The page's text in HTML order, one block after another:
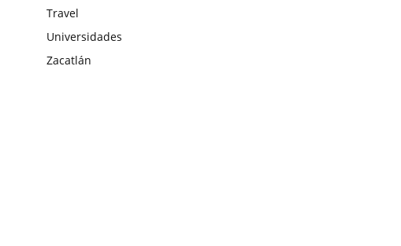
Travel
Universidades
Zacatlán